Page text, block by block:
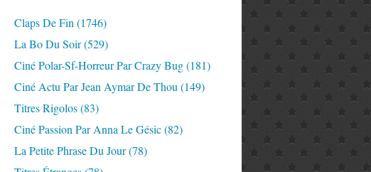
Claps De Fin (1746)
La Bo Du Soir(529)
Ciné Polar-Sf-Horreur Par Crazy Bug(181)
Ciné Actu Par Jean Aymar De Thou (149)
Titres Rigolos(83)
Ciné Passion Par Anna Le Gésic(82)
La Petite Phrase Du Jour(78)